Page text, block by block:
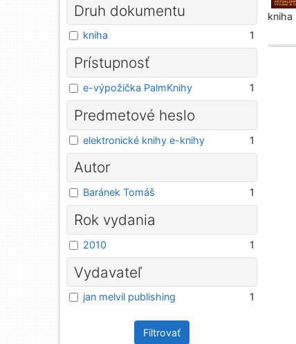
kniha
Druh dokumentu
kniha 1
Prístupnosť
e-výpožička PalmKnihy 1
Predmetové heslo
elektronické knihy e-knihy 1
Autor
Baránek Tomáš 1
Rok vydania
2010 1
Vydavateľ
jan melvil publishing 1
Filtrovať